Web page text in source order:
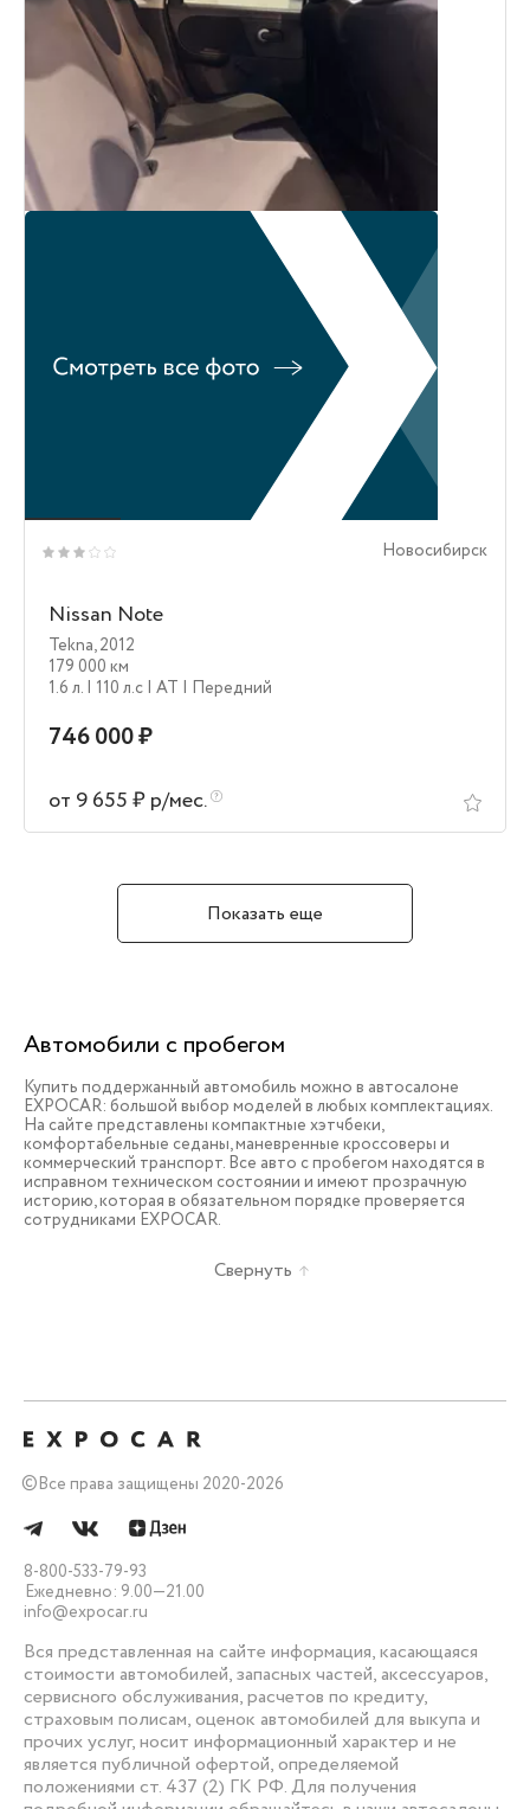
Новосибирск
Nissan Note
Tekna,2012
179 000 км
1.6 л. | 110 л.c | AT | Передний
746 000 ₽
от 9 655 ₽ р/мес.
Показать еще
Автомобили с пробегом
Купить поддержанный автомобиль можно в автосалоне
EXPOCAR: большой выбор моделей в любых комплектациях.
На сайте представлены компактные хэтчбеки,
комфортабельные седаны, маневренные кроссоверы и
коммерческий транспорт. Все авто с пробегом находятся в
исправном техническом состоянии и имеют прозрачную
историю, которая в обязательном порядке проверяется
сотрудниками EXPOCAR.
Свернуть
©Все права защищены 2020-2026
8-800-533-79-93
Ежедневно: 9.00—21.00
info@expocar.ru
Вся представленная на сайте информация, касающаяся
стоимости автомобилей, запасных частей, аксессуаров,
сервисного обслуживания, расчетов по кредиту,
страховым полисам, оценок автомобилей для выкупа и
прочих услуг, носит информационный характер и не
является публичной офертой, определяемой
положениями ст. 437 (2) ГК РФ. Для получения